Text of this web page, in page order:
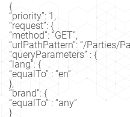
{
“priority”: 1,
“request”: {
“method”: “GET”,
“urlPathPattern”: “/Parties/
“queryParameters” : {
“lang”: {
“equalTo” : “en”
},
“brand”: {
“equalTo” : “any”
}